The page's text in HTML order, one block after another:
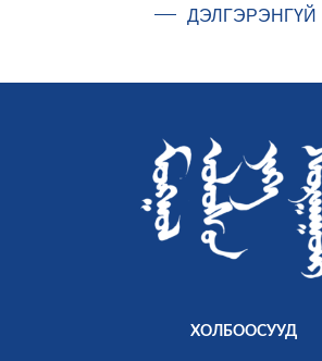
ДЭЛГЭРЭНГҮЙ
ХОЛБООСУУД